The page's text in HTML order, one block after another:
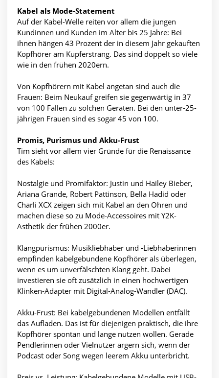
Kabel als Mode-Statement
Auf der Kabel-Welle reiten vor allem die jungen
Kundinnen und Kunden im Alter bis 25 Jahre: Bei
ihnen hängen 43 Prozent der in diesem Jahr gekauften
Kopfhörer am Kupferstrang. Das sind doppelt so viele
wie in den frühen 2020ern.
Von Kopfhörern mit Kabel angetan sind auch die
Frauen: Beim Neukauf greifen sie gegenwärtig in 37
von 100 Fällen zu solchen Geräten. Bei den unter-25-
jährigen Frauen sind es sogar 45 von 100.
Promis, Purismus und Akku-Frust
Tim sieht vor allem vier Gründe für die Renaissance
des Kabels:
Nostalgie und Promifaktor: Justin und Hailey Bieber,
Ariana Grande, Robert Pattinson, Bella Hadid oder
Charli XCX zeigen sich mit Kabel an den Ohren und
machen diese so zu Mode-Accessoires mit Y2K-
Ästhetik der frühen 2000er.
Klangpurismus: Musikliebhaber und -Liebhaberinnen
empfinden kabelgebundene Kopfhörer als überlegen,
wenn es um unverfälschten Klang geht. Dabei
investieren sie oft zusätzlich in einen hochwertigen
Klinken-Adapter mit Digital-Analog-Wandler (DAC).
Akku-Frust: Bei kabelgebundenen Modellen entfällt
das Aufladen. Das ist für diejenigen praktisch, die ihre
Kopfhörer spontan und lange nutzen wollen. Gerade
Pendlerinnen oder Vielnutzer ärgern sich, wenn der
Podcast oder Song wegen leerem Akku unterbricht.